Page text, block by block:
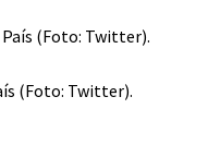
(Foto: Twitter).